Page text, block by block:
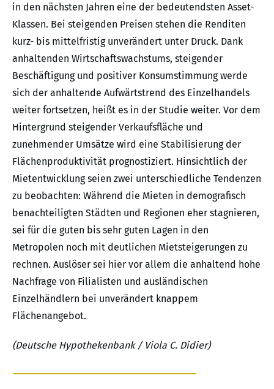
in den nächsten Jahren eine der bedeutendsten Asset-
Klassen. Bei steigenden Preisen stehen die Renditen
kurz- bis mittelfristig unverändert unter Druck. Dank
anhaltenden Wirtschaftswachstums, steigender
Beschäftigung und positiver Konsumstimmung werde
sich der anhaltende Aufwärtstrend des Einzelhandels
weiter fortsetzen, heißt es in der Studie weiter. Vor dem
Hintergrund steigender Verkaufsfläche und
zunehmender Umsätze wird eine Stabilisierung der
Flächenproduktivität prognostiziert. Hinsichtlich der
Mietentwicklung seien zwei unterschiedliche Tendenzen
zu beobachten: Während die Mieten in demografisch
benachteiligten Städten und Regionen eher stagnieren,
sei für die guten bis sehr guten Lagen in den
Metropolen noch mit deutlichen Mietsteigerungen zu
rechnen. Auslöser sei hier vor allem die anhaltend hohe
Nachfrage von Filialisten und ausländischen
Einzelhändlern bei unverändert knappem
Flächenangebot.
(Deutsche Hypothekenbank / Viola C. Didier)